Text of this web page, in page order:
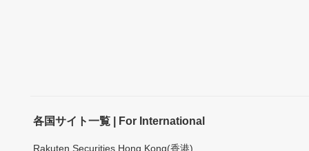
各国サイト一覧 | For International
Rakuten Securities Hong Kong(香港)